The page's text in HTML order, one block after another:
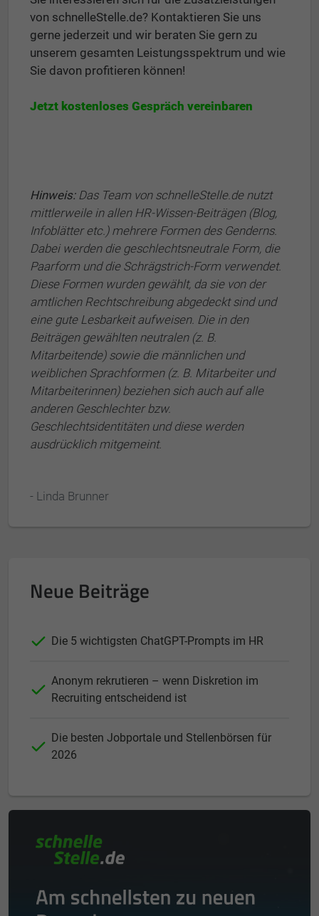
Neue Beiträge
Die 5 wichtigsten ChatGPT-Prompts im HR
Anonym rekrutieren – wenn Diskretion im
Recruiting entscheidend ist
Die besten Jobportale und Stellenbörsen für
2026
von schnelleStelle.de? Kontaktieren Sie uns
gerne jederzeit und wir beraten Sie gern zu
unserem gesamten Leistungsspektrum und wie
Sie davon profitieren können!
Jetzt kostenloses Gespräch vereinbaren
Hinweis: Das Team von schnelleStelle.de nutzt
mittlerweile in allen HR-Wissen-Beiträgen (Blog,
Infoblätter etc.) mehrere Formen des Genderns.
Dabei werden die geschlechtsneutrale Form, die
Paarform und die Schrägstrich-Form verwendet.
Diese Formen wurden gewählt, da sie von der
amtlichen Rechtschreibung abgedeckt sind und
eine gute Lesbarkeit aufweisen. Die in den
Beiträgen gewählten neutralen (z. B.
Mitarbeitende) sowie die männlichen und
weiblichen Sprachformen (z. B. Mitarbeiter und
Mitarbeiterinnen) beziehen sich auch auf alle
anderen Geschlechter bzw.
Geschlechtsidentitäten und diese werden
ausdrücklich mitgemeint.
- Linda Brunner